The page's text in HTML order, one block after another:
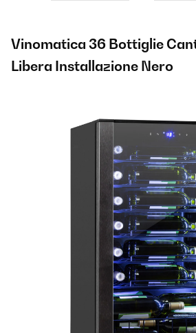
Vinomatica 36 Bottiglie
Libera Installazione​ Nero